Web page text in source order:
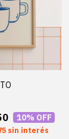
10% OFF
sin interés